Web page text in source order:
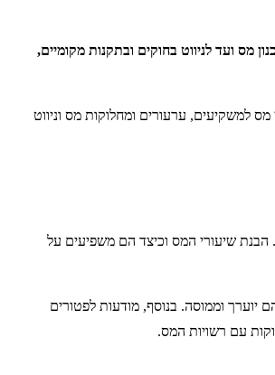
ועד לניווט בחוקים ובתקנות מקומיים,
למשקיעים, ערעורים ומחלוקות מס וניווט
הבנת שיעורי המס וכיצד הם משפיעים על
וממוסה. בנוסף, מודעות לפטורים
עם רשויות המס.